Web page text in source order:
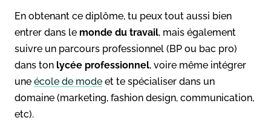
En obtenant ce diplôme, tu peux tout aussi bien
entrer dans le monde du travail, mais également
suivre un parcours professionnel (BP ou bac pro)
dans ton lycée professionnel, voire même intégrer
une école de mode et te spécialiser dans un
domaine (marketing, fashion design, communication,
etc).